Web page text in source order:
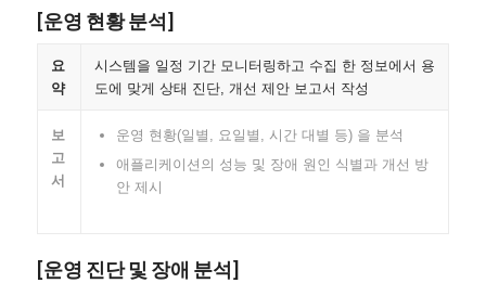
[운영 현황 분석]
요
약
시스템을 일정 기간 모니터링하고 수집 한 정보에서 용
도에 맞게 상태 진단, 개선 제안 보고서 작성
보
고
서
운영 현황(일별, 요일별, 시간 대별 등) 을 분석
애플리케이션의 성능 및 장애 원인 식별과 개선 방
안 제시
[운영 진단 및 장애 분석]